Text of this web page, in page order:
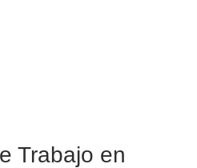
Trabajo en